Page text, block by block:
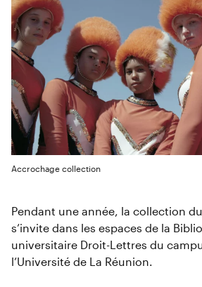
Accrochage collection
Pendant une année, la collection
s’invite dans les espaces de la
universitaire Droit-Lettres du
l’Université de La Réunion.